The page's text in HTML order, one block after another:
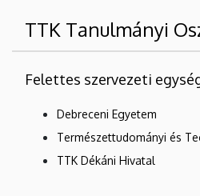
TTK Tanulmányi
Felettes szervezeti
Debreceni Egyetem
Természettudományi és
TTK Dékáni Hivatal